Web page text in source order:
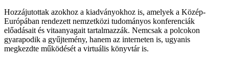
Hozzájutottak azokhoz a kiadványokhoz is, amelyek a Közép-
Európában rendezett nemzetközi tudományos konferenciák
előadásait és vitaanyagait tartalmazzák. Nemcsak a polcokon
gyarapodik a gyűjtemény, hanem az interneten is, ugyanis
megkezdte működését a virtuális könyvtár is.